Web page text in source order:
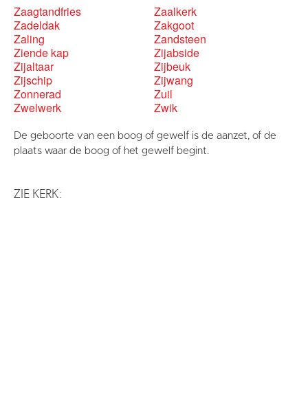
Zaagtandfries
Zaalkerk
Zadeldak
Zakgoot
Zaling
Zandsteen
Ziende kap
Zijabside
Zijaltaar
Zijbeuk
Zijschip
Zijwang
Zonnerad
Zuil
Zwelwerk
Zwik
De geboorte van een boog of gewelf is de aanzet, of de
plaats waar de boog of het gewelf begint.
ZIE KERK: